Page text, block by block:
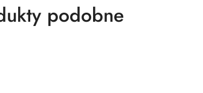
podobne